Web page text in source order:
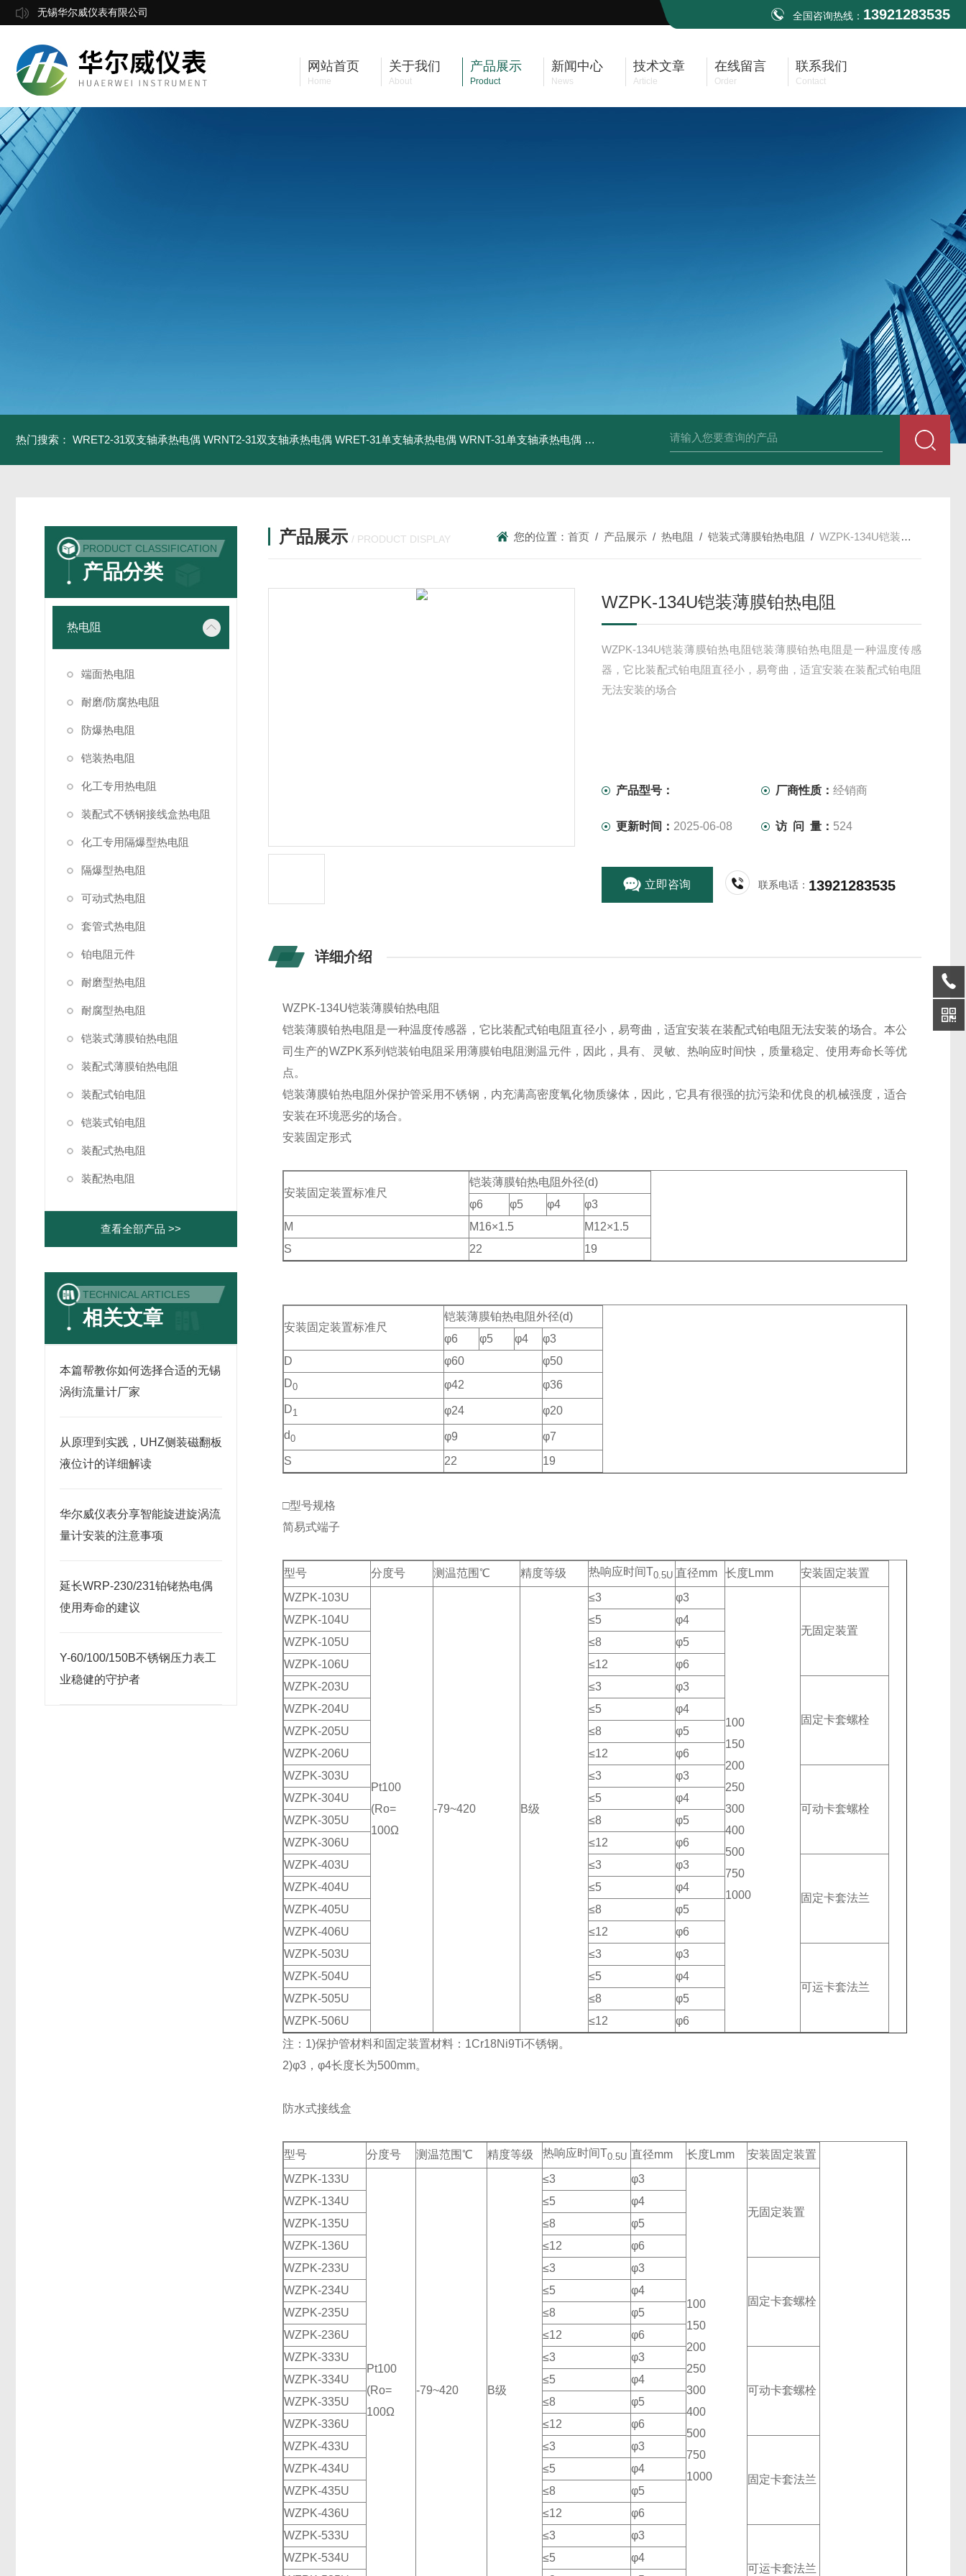
无锡华尔威仪表有限公司 全国咨询热线： 13921283535
网站首页
Home
关于我们
About
产品展示
Product
新闻中心
News
技术文章
Article
在线留言
Order
联系我们
Contact
热门搜索： WRET2-31双支轴承热电偶 WRNT2-31双支轴承热电偶 WRET-31单支轴承热电偶 WRNT-31单支轴承热电偶 WZP-731套管式热电阻 WZP2-731套管式热电阻 塑料液面计
PRODUCT CLASSIFICATION
产品分类
热电阻
端面热电阻
耐磨/防腐热电阻
防爆热电阻
铠装热电阻
化工专用热电阻
装配式不锈钢接线盒热电阻
化工专用隔爆型热电阻
隔爆型热电阻
可动式热电阻
套管式热电阻
铂电阻元件
耐磨型热电阻
耐腐型热电阻
铠装式薄膜铂热电阻
装配式薄膜铂热电阻
装配式铂电阻
铠装式铂电阻
装配式热电阻
装配热电阻
查看全部产品 >>
TECHNICAL ARTICLES
相关文章
本篇帮教你如何选择合适的无锡
涡街流量计厂家
从原理到实践，UHZ侧装磁翻板
液位计的详细解读
华尔威仪表分享智能旋进旋涡流
量计安装的注意事项
延长WRP-230/231铂铑热电偶
使用寿命的建议
Y-60/100/150B不锈钢压力表工
业稳健的守护者
产品展示 / PRODUCT DISPLAY 您的位置：首页 / 产品展示 /热电阻 /铠装式薄膜铂热电阻 /WZPK-134U铠装薄膜铂热电阻
WZPK-134U铠装薄膜铂热电阻
WZPK-134U铠装薄膜铂热电阻铠装薄膜铂热电阻是一种温度传感
器，它比装配式铂电阻直径小，易弯曲，适宜安装在装配式铂电阻
无法安装的场合
产品型号： 厂商性质：经销商
更新时间： 2025-06-08 访 问 量： 524
立即咨询 联系电话： 13921283535
详细介绍
WZPK-134U铠装薄膜铂热电阻
铠装薄膜铂热电阻是一种温度传感器，它比装配式铂电阻直径小，易弯曲，适宜安装在装配式铂电阻无法安装的场合。本公
司生产的WZPK系列铠装铂电阻采用薄膜铂电阻测温元件，因此，具有、灵敏、热响应时间快，质量稳定、使用寿命长等优
点。
铠装薄膜铂热电阻外保护管采用不锈钢，内充满高密度氧化物质缘体，因此，它具有很强的抗污染和优良的机械强度，适合
安装在环境恶劣的场合。
安装固定形式
安装固定装置标准尺
铠装薄膜铂热电阻外径(d)
φ6
φ5 φ4
φ3
M
M16×1.5
M12×1.5
S
22 19
安装固定装置标准尺
铠装薄膜铂热电阻外径(d)
φ6
φ5 φ4
φ3
D
φ60
φ50
D0 φ42
φ36
D1 φ24
φ20
d0 φ9
φ7
S
22 19
□型号规格
简易式端子
型号 分度号 测温范围℃ 精度等级 热响应时间T0.5U 直径mm 长度Lmm
安装固定装置
WZPK-103U
Pt100
(Ro=
100Ω
-79~420 B级
≤3 φ3
100
150
200
250
300
400
500
750
1000
无固定装置
WZPK-104U ≤5
φ4
WZPK-105U
≤8
φ5
WZPK-106U
≤12
φ6
WZPK-203U
≤3 φ3
固定卡套螺栓
WZPK-204U ≤5
φ4
WZPK-205U
≤8
φ5
WZPK-206U
≤12
φ6
WZPK-303U
≤3 φ3
可动卡套螺栓
WZPK-304U ≤5
φ4
WZPK-305U
≤8
φ5
WZPK-306U
≤12
φ6
WZPK-403U
≤3 φ3
固定卡套法兰
WZPK-404U ≤5
φ4
WZPK-405U
≤8
φ5
WZPK-406U
≤12
φ6
WZPK-503U
≤3 φ3
可运卡套法兰
WZPK-504U ≤5
φ4
WZPK-505U
≤8
φ5
WZPK-506U
≤12
φ6
注：1)保护管材料和固定装置材料：1Cr18Ni9Ti不锈钢。
2)φ3，φ4长度长为500mm。
防水式接线盒
型号 分度号 测温范围℃ 精度等级 热响应时间T0.5U 直径mm 长度Lmm
安装固定装置
WZPK-133U
Pt100
(Ro=
100Ω
-79~420 B级
≤3 φ3
100
150
200
250
300
400
500
750
1000
无固定装置
WZPK-134U ≤5
φ4
WZPK-135U
≤8
φ5
WZPK-136U
≤12
φ6
WZPK-233U
≤3 φ3
固定卡套螺栓
WZPK-234U ≤5
φ4
WZPK-235U
≤8
φ5
WZPK-236U
≤12
φ6
WZPK-333U
≤3 φ3
可动卡套螺栓
WZPK-334U ≤5
φ4
WZPK-335U
≤8
φ5
WZPK-336U
≤12
φ6
WZPK-433U
≤3 φ3
固定卡套法兰
WZPK-434U ≤5
φ4
WZPK-435U
≤8
φ5
WZPK-436U
≤12
φ6
WZPK-533U
≤3 φ3
可运卡套法兰
WZPK-534U ≤5
φ4